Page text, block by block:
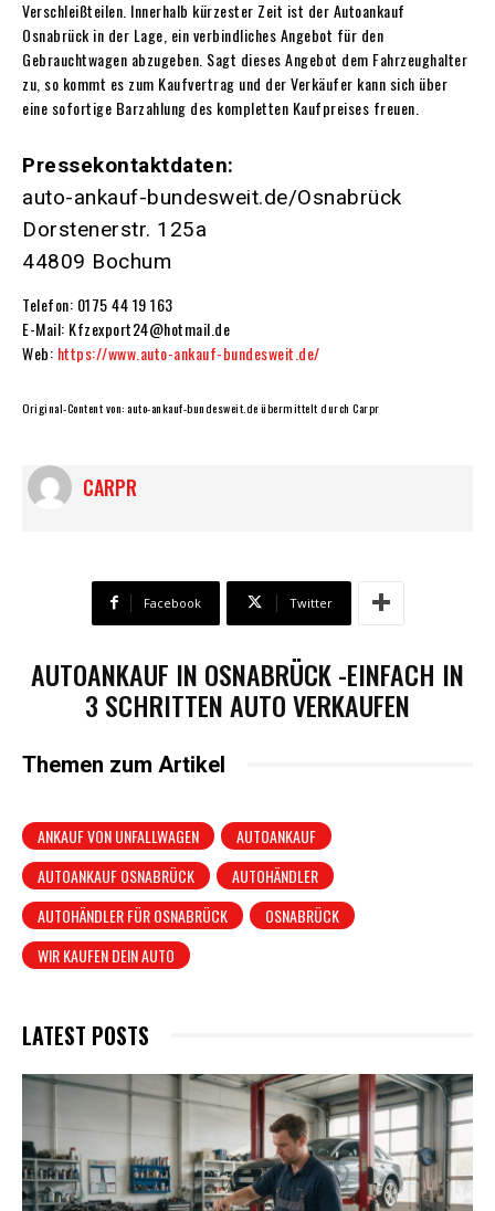
Verschleißteilen. Innerhalb kürzester Zeit ist der Autoankauf
Osnabrück in der Lage, ein verbindliches Angebot für den
Gebrauchtwagen abzugeben. Sagt dieses Angebot dem Fahrzeughalter
zu, so kommt es zum Kaufvertrag und der Verkäufer kann sich über
eine sofortige Barzahlung des kompletten Kaufpreises freuen.
Pressekontaktdaten:
auto-ankauf-bundesweit.de/Osnabrück
Dorstenerstr. 125a
44809 Bochum
Telefon: 0175 44 19 163
E-Mail: Kfzexport24@hotmail.de
Web: https://www.auto-ankauf-bundesweit.de/
Original-Content von:auto-ankauf-bundesweit.de übermittelt durch Carpr
CARPR
Facebook Twitter
AUTOANKAUF IN OSNABRÜCK -EINFACH IN
3 SCHRITTEN AUTO VERKAUFEN
Themen zum Artikel
ANKAUF VON UNFALLWAGEN
AUTOANKAUF
AUTOANKAUF OSNABRÜCK
AUTOHÄNDLER
AUTOHÄNDLER FÜR OSNABRÜCK
OSNABRÜCK
WIR KAUFEN DEIN AUTO
LATEST POSTS